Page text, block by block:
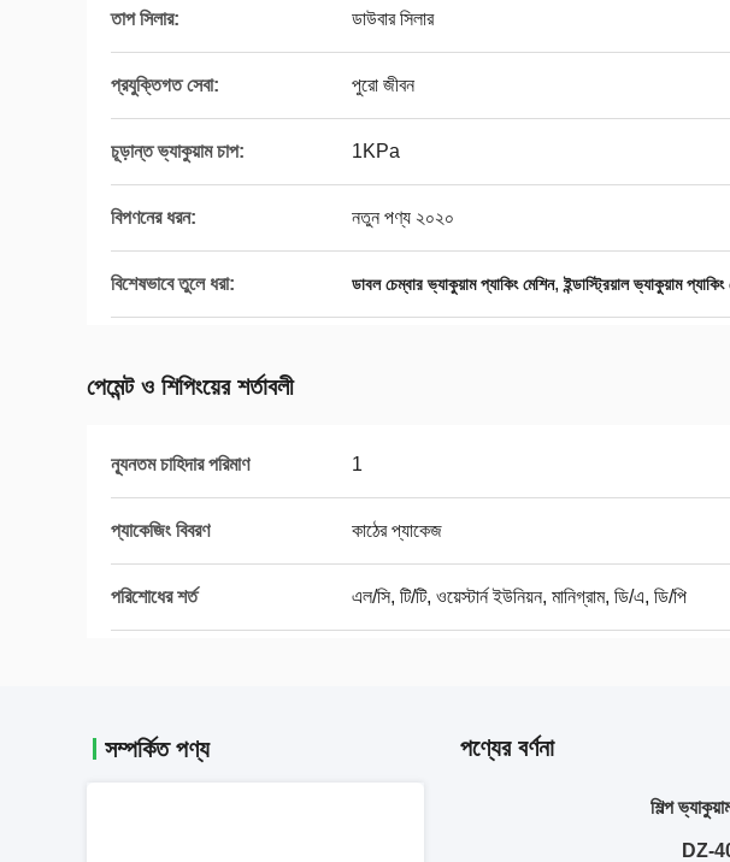
তাপ সিলার: ডাউবার সিলার
প্রযুক্তিগত সেবা: পুরো জীবন
চূড়ান্ত ভ্যাকুয়াম চাপ: 1KPa
বিপণনের ধরন: নতুন পণ্য ২০২০
বিশেষভাবে তুলে ধরা: ডাবল চেম্বার ভ্যাকুয়াম প্যাকিং মেশিন,ইন্ডাস্ট্রিয়াল ভ্যাকুয়াম প্যাকিং
পেমেন্ট ও শিপিংয়ের শর্তাবলী
ন্যূনতম চাহিদার পরিমাণ 1
প্যাকেজিং বিবরণ কাঠের প্যাকেজ
পরিশোধের শর্ত এল/সি, টি/টি, ওয়েস্টার্ন ইউনিয়ন, মানিগ্রাম, ডি/এ, ডি/পি
সম্পর্কিত পণ্য পণ্যের বর্ণনা
শিল্প
DZ-